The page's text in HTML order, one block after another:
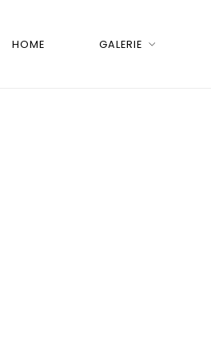
HOME GALERIE